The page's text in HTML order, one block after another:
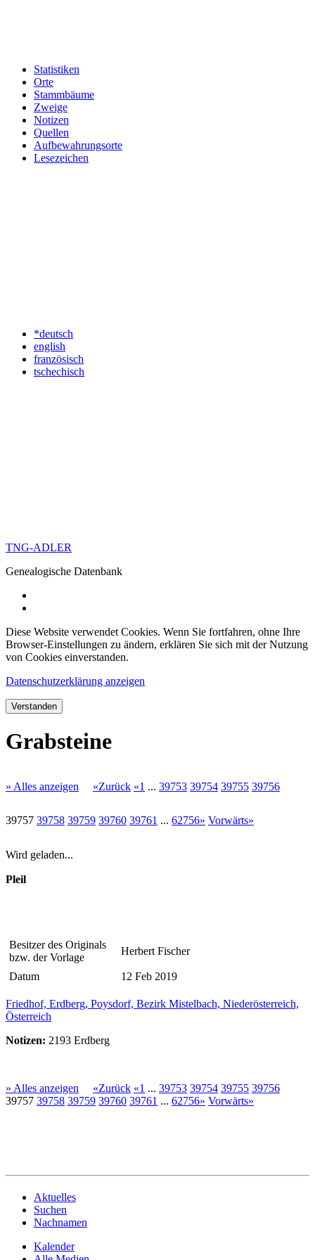
Statistiken
Orte
Stammbäume
Zweige
Notizen
Quellen
Aufbewahrungsorte
Lesezeichen
*deutsch
english
französisch
tschechisch
TNG-ADLER
Genealogische Datenbank
Diese Website verwendet Cookies. Wenn Sie fortfahren, ohne Ihre
Browser-Einstellungen zu ändern, erklären Sie sich mit der Nutzung
von Cookies einverstanden.
Datenschutzerklärung anzeigen
Verstanden
Grabsteine
» Alles anzeigen «Zurück «1 ... 39753 39754 39755 39756
39757 39758 39759 39760 39761 ... 62756» Vorwärts»
Wird geladen...
Pleil
Besitzer des Originals
bzw. der Vorlage
Herbert Fischer
Datum 12 Feb 2019
Friedhof, Erdberg, Poysdorf, Bezirk Mistelbach, Niederösterreich,
Österreich
Notizen: 2193 Erdberg
» Alles anzeigen «Zurück «1 ... 39753 39754 39755 39756
39757 39758 39759 39760 39761 ... 62756» Vorwärts»
Aktuelles
Suchen
Nachnamen
Kalender